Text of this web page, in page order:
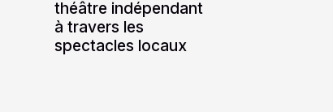
théâtre indépendant
à travers les
spectacles locaux